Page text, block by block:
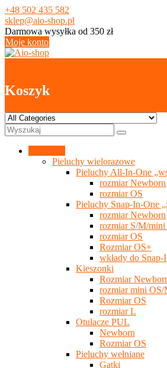
Skip
to
content
+48 502 435 582
sklep@aio-shop.pl
Darmowa wysyłka od 350 zł
Moje konto
Koszyk
Pieluchy wielorazowe
Pieluchy All-In-One
rozmiar Newborn
rozmiar OS
Pieluchy Snap-In-One
rozmiar Newborn
rozmiar S/M/mini
rozmiar OS
Rozmiar OS+
wkłady do Snap-
Kieszonki
Rozmiar
rozmiar mini OS/
Rozmiar OS
rozmiar L
Otulacze PUL
Newborn
Rozmiar OS
Pieluchy wełniane
Gatki